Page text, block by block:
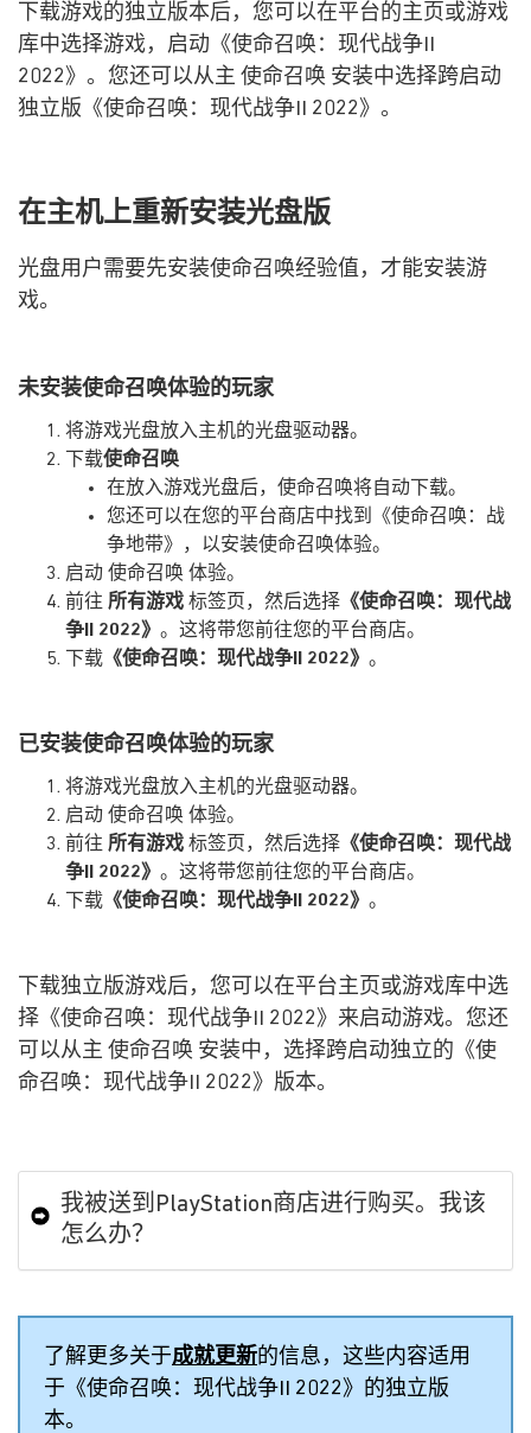
下载游戏的独立版本后，您可以在平台的主页或游戏
库中选择游戏，启动《使命召唤：现代战争II
2022》。您还可以从主 使命召唤 安装中选择跨启动
独立版《使命召唤：现代战争II 2022》。
在主机上重新安装光盘版
光盘用户需要先安装使命召唤经验值，才能安装游
戏。
未安装使命召唤体验的玩家
将游戏光盘放入主机的光盘驱动器。
下载使命召唤
在放入游戏光盘后，使命召唤将自动下载。
您还可以在您的平台商店中找到《使命召唤：战
争地带》，以安装使命召唤体验。
启动 使命召唤 体验。
前往 所有游戏 标签页，然后选择 《使命召唤：现代战
争II 2022》 。这将带您前往您的平台商店。
下载 《使命召唤：现代战争II 2022》 。
已安装使命召唤体验的玩家
将游戏光盘放入主机的光盘驱动器。
启动 使命召唤 体验。
前往 所有游戏 标签页，然后选择 《使命召唤：现代战
争II 2022》 。这将带您前往您的平台商店。
下载 《使命召唤：现代战争II 2022》 。
下载独立版游戏后，您可以在平台主页或游戏库中选
择《使命召唤：现代战争II 2022》来启动游戏。您还
可以从主 使命召唤 安装中，选择跨启动独立的《使
命召唤：现代战争II 2022》版本。
我被送到PlayStation商店进行购买。我该
怎么办？
了解更多关于成就更新的信息，这些内容适用
于《使命召唤：现代战争II 2022》的独立版
本。